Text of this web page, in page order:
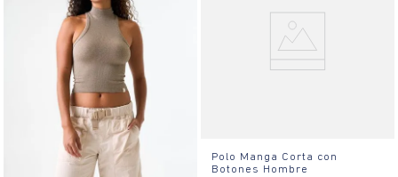
Polo Manga Corta con
Botones Hombre